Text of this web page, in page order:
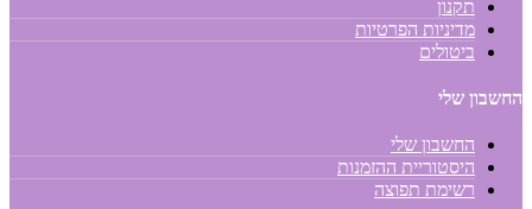
תקנון
מדיניות הפרטיות
ביטולים
החשבון שלי
החשבון שלי
היסטוריית ההזמנות
רשימת תפוצה